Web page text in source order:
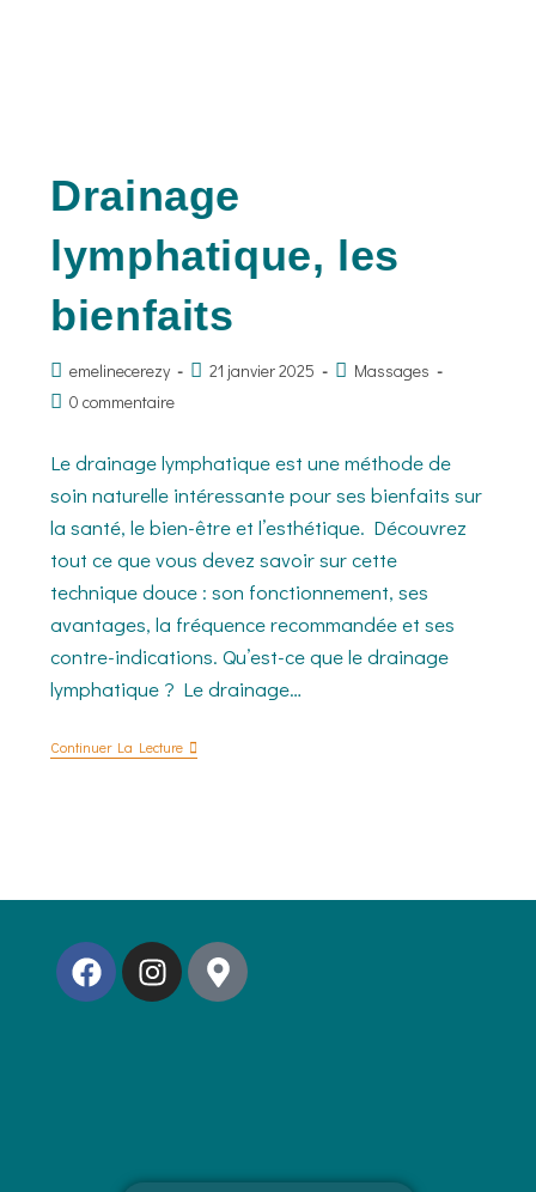
Drainage
lymphatique, les
bienfaits
emelinecerezy 21 janvier 2025
Massages
0 commentaire
Le drainage lymphatique est une méthode de
soin naturelle intéressante pour ses bienfaits sur
la santé, le bien-être et l’esthétique. Découvrez
tout ce que vous devez savoir sur cette
technique douce : son fonctionnement, ses
avantages, la fréquence recommandée et ses
contre-indications. Qu’est-ce que le drainage
lymphatique ? Le drainage…
Continuer La Lecture